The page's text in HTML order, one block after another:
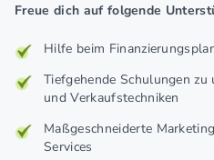
Freue dich auf folgende
Hilfe beim
Tiefgehende Schulungen
und Verkaufstechniken
Maßgeschneiderte
Services